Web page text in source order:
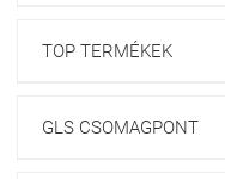
TOP TERMÉKEK
GLS CSOMAGPONT